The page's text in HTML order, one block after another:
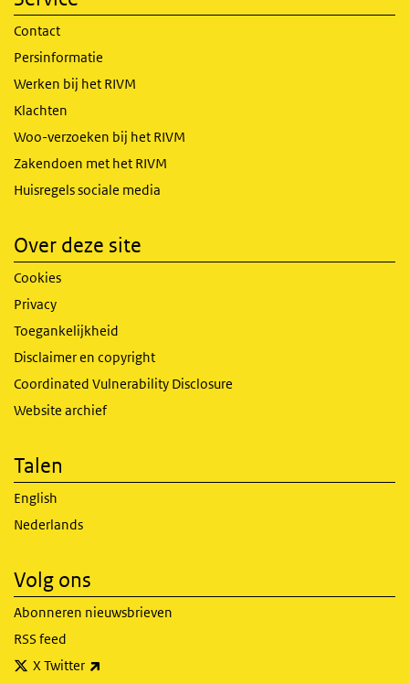
Contact
Persinformatie
Werken bij het RIVM
Klachten
Woo-verzoeken bij het RIVM
Zakendoen met het RIVM
Huisregels sociale media
Over deze site
Cookies
Privacy
Toegankelijkheid
Disclaimer en copyright
Coordinated Vulnerability Disclosure
Website archief
Talen
English
Nederlands
Volg ons
Abonneren nieuwsbrieven
RSS feed
X Twitter